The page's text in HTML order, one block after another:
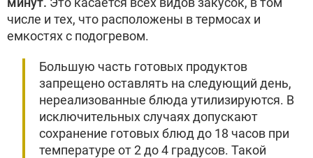
числе и тех, что расположены в термосах и
емкостях с подогревом.
Большую часть готовых продуктов
запрещено оставлять на следующий день,
нереализованные блюда утилизируются. В
исключительных случаях допускают
сохранение готовых блюд до 18 часов при
температуре от 2 до 4 градусов. Такой